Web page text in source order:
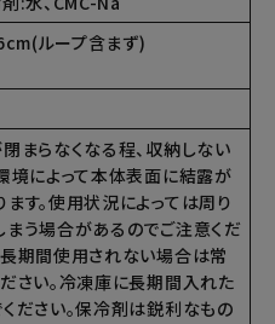
ループ含まず)
まらなくなる程、収納しない
境によって本体表面に結露が
す。使用状況によっては周り
う場合があるのでご注意くだ
期間使用されない場合は常
さい。冷凍庫に長期間入れた
ださい。保冷剤は鋭利なもの